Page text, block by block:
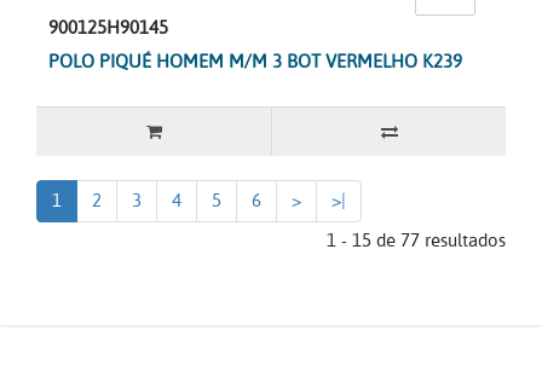
900125H90145
POLO PIQUÉ HOMEM M/M 3 BOT VERMELHO K239
1 2 3 4 5 6 >
>|
1 - 15 de 77 resultados